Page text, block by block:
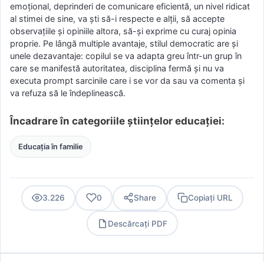
emoţional, deprinderi de comunicare eficientă, un nivel ridicat
al stimei de sine, va şti să-i respecte e alţii, să accepte
observaţiile şi opiniile altora, să-şi exprime cu curaj opinia
proprie. Pe lângă multiple avantaje, stilul democratic are şi
unele dezavantaje: copilul se va adapta greu într-un grup în
care se manifestă autoritatea, disciplina fermă şi nu va
executa prompt sarcinile care i se vor da sau va comenta şi
va refuza să le îndeplinească.
Încadrare în categoriile științelor educației:
Educația în familie
3.226 0 Share Copiați URL
Descărcați PDF